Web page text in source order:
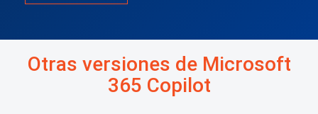
Otras versiones de Microsoft
365 Copilot